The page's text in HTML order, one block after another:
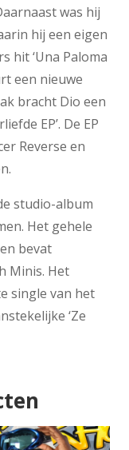
was hij
hij een eigen
hit ‘Una Paloma
een nieuwe
bracht Dio een
EP’. De EP
Reverse en
studio-album
Het gehele
bevat
Minis. Het
single van het
‘Ze